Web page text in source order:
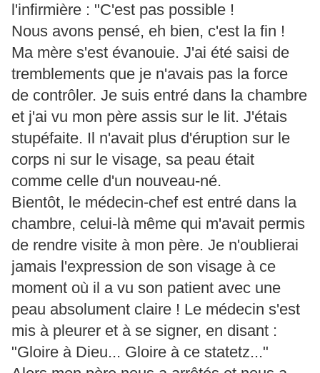
l'infirmière : "C'est pas possible !
Nous avons pensé, eh bien, c'est la fin !
Ma mère s'est évanouie. J'ai été saisi de
tremblements que je n'avais pas la force
de contrôler. Je suis entré dans la chambre
et j'ai vu mon père assis sur le lit. J'étais
stupéfaite. Il n'avait plus d'éruption sur le
corps ni sur le visage, sa peau était
comme celle d'un nouveau-né.
Bientôt, le médecin-chef est entré dans la
chambre, celui-là même qui m'avait permis
de rendre visite à mon père. Je n'oublierai
jamais l'expression de son visage à ce
moment où il a vu son patient avec une
peau absolument claire ! Le médecin s'est
mis à pleurer et à se signer, en disant :
"Gloire à Dieu... Gloire à ce statetz..."